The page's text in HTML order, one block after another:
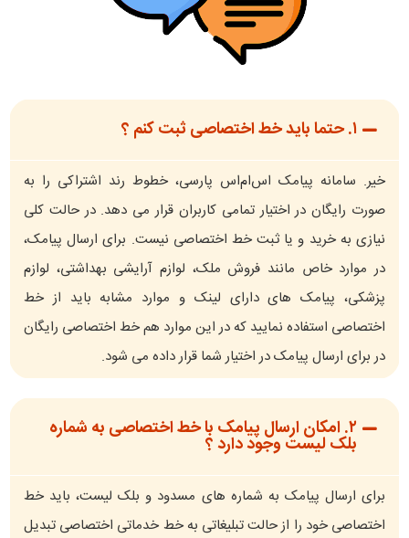
۱. حتما باید خط اختصاصی ثبت کنم ؟
خیر. سامانه پیامک اس‌ام‌اس پارسی، خطوط رند اشتراکی را به
صورت رایگان در اختیار تمامی کاربران قرار می دهد. در حالت کلی
نیازی به خرید و یا ثبت خط اختصاصی نیست. برای ارسال پیامک،
در موارد خاص مانند فروش ملک، لوازم آرایشی بهداشتی، لوازم
پزشکی، پیامک های دارای لینک و موارد مشابه باید از خط
اختصاصی استفاده نمایید که در این موارد هم خط اختصاصی رایگان
در برای ارسال پیامک در اختیار شما قرار داده می شود.
۲. امکان ارسال پیامک با خط اختصاصی به شماره
بلک لیست وجود دارد ؟
برای ارسال پیامک به شماره های مسدود و بلک لیست، باید خط
اختصاصی خود را از حالت تبلیغاتی به خط خدماتی اختصاصی تبدیل